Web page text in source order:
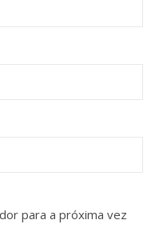
para a próxima vez